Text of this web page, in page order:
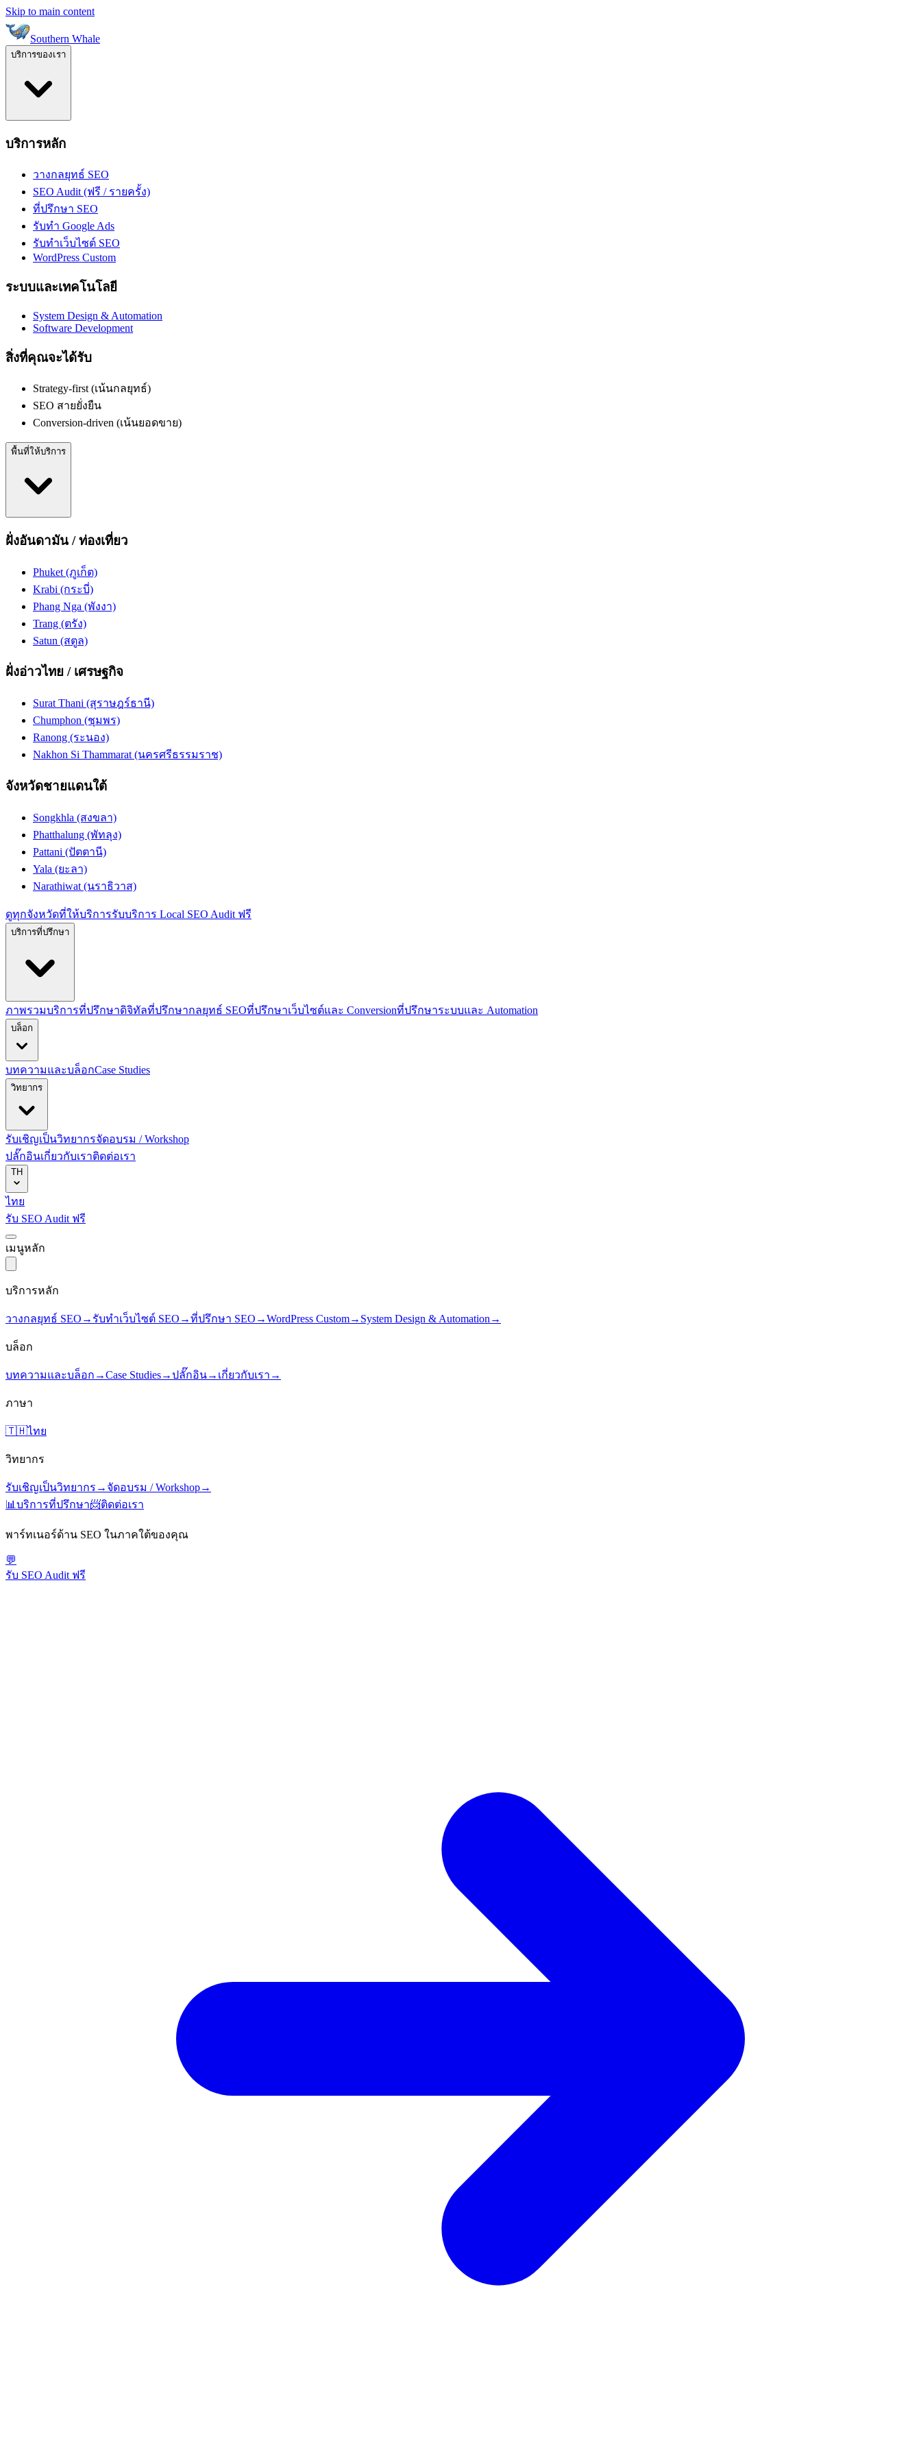
Skip to main content
Southern Whale
บริการของเรา
บริการหลัก
วางกลยุทธ์ SEO
SEO Audit (ฟรี / รายครั้ง)
ที่ปรึกษา SEO
รับทำ Google Ads
รับทำเว็บไซต์ SEO
WordPress Custom
ระบบและเทคโนโลยี
System Design & Automation
Software Development
สิ่งที่คุณจะได้รับ
Strategy-first (เน้นกลยุทธ์)
SEO สายยั่งยืน
Conversion-driven (เน้นยอดขาย)
พื้นที่ให้บริการ
ฝั่งอันดามัน / ท่องเที่ยว
Phuket (ภูเก็ต)
Krabi (กระบี่)
Phang Nga (พังงา)
Trang (ตรัง)
Satun (สตูล)
ฝั่งอ่าวไทย / เศรษฐกิจ
Surat Thani (สุราษฎร์ธานี)
Chumphon (ชุมพร)
Ranong (ระนอง)
Nakhon Si Thammarat (นครศรีธรรมราช)
จังหวัดชายแดนใต้
Songkhla (สงขลา)
Phatthalung (พัทลุง)
Pattani (ปัตตานี)
Yala (ยะลา)
Narathiwat (นราธิวาส)
ดูทุกจังหวัดที่ให้บริการรับบริการ Local SEO Audit ฟรี
บริการที่ปรึกษา
ภาพรวมบริการที่ปรึกษาดิจิทัลที่ปรึกษากลยุทธ์ SEOที่ปรึกษาเว็บไซต์และ Conversionที่ปรึกษาระบบและ Automation
บล็อก
บทความและบล็อกCase Studies
วิทยากร
รับเชิญเป็นวิทยากรจัดอบรม / Workshop
ปลั๊กอินเกี่ยวกับเราติดต่อเรา
TH
ไทย
รับ SEO Audit ฟรี
เมนูหลัก
บริการหลัก
วางกลยุทธ์ SEO → รับทำเว็บไซต์ SEO →ที่ปรึกษา SEO →WordPress Custom→ System Design & Automation →
บล็อก
บทความและบล็อก →Case Studies→ปลั๊กอิน→ เกี่ยวกับเรา →
ภาษา
🇹🇭ไทย
วิทยากร
รับเชิญเป็นวิทยากร → จัดอบรม / Workshop→
📊 บริการที่ปรึกษา📨ติดต่อเรา
พาร์ทเนอร์ด้าน SEO ในภาคใต้ของคุณ
💬
รับ SEO Audit ฟรี